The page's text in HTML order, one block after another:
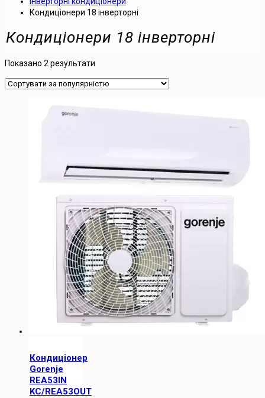
Кондиціонери 18 інверторні
Кондиціонери 18 інверторні
Показано 2 результати
Кондиціонер
Gorenje
REA53IN
KC/REA53OUT